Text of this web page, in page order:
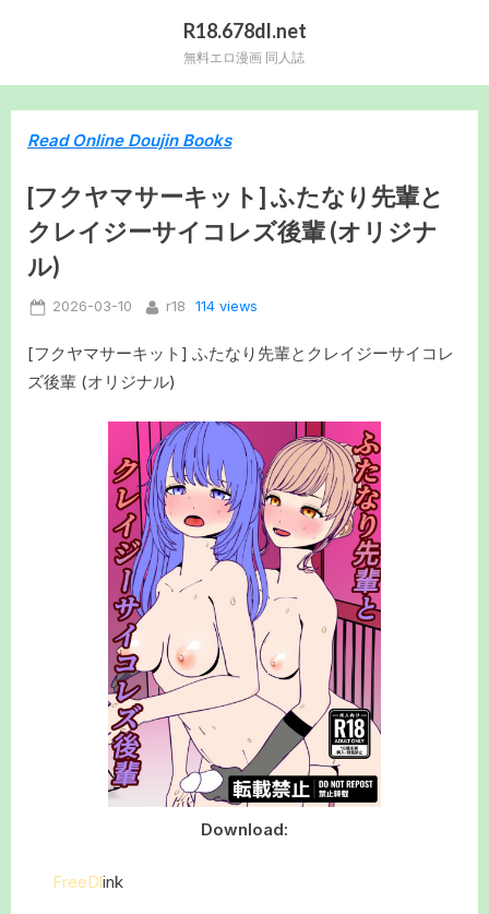
R18.678dl.net
無料エロ漫画 同人誌
Read Online Doujin Books
[フクヤマサーキット] ふたなり先輩と
クレイジーサイコレズ後輩 (オリジナ
ル)
Posted
2026-03-10 By
r18 114 views
[フクヤマサーキット] ふたなり先輩とクレイジーサイコレ
ズ後輩 (オリジナル)
Download:
FreeDlink